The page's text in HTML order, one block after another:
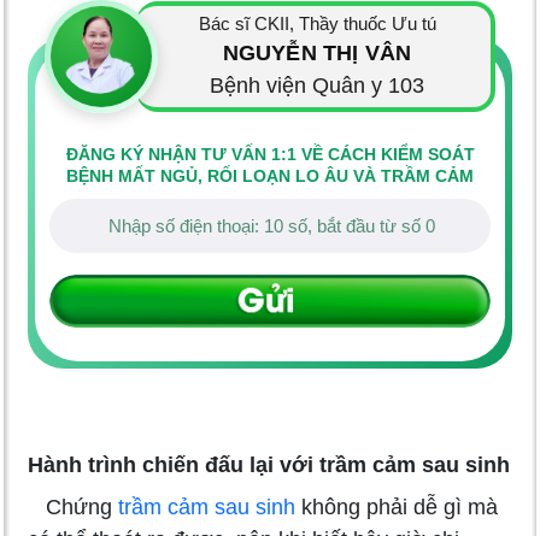
Bác sĩ CKII, Thầy thuốc Ưu tú
NGUYỄN THỊ VÂN
Bệnh viện Quân y 103
ĐĂNG KÝ NHẬN TƯ VẤN 1:1 VỀ CÁCH KIỂM SOÁT
BỆNH MẤT NGỦ, RỐI LOẠN LO ÂU VÀ TRẦM CẢM
Hành trình chiến đấu lại với trầm cảm sau sinh
Chứng trầm cảm sau sinh không phải dễ gì mà